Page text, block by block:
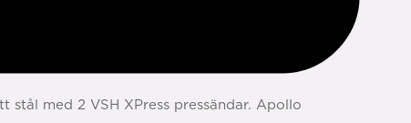
med 2 VSH XPress pressändar. Apollo